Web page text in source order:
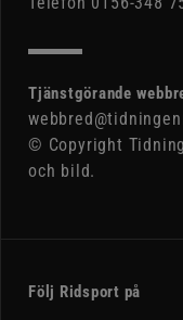
Tjänstgörande
© Copyright
och bild.
Följ Ridsport på